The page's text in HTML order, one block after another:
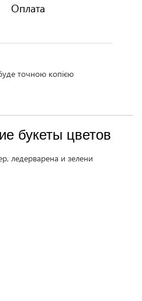
Оплата
точною копією
букеты цветов